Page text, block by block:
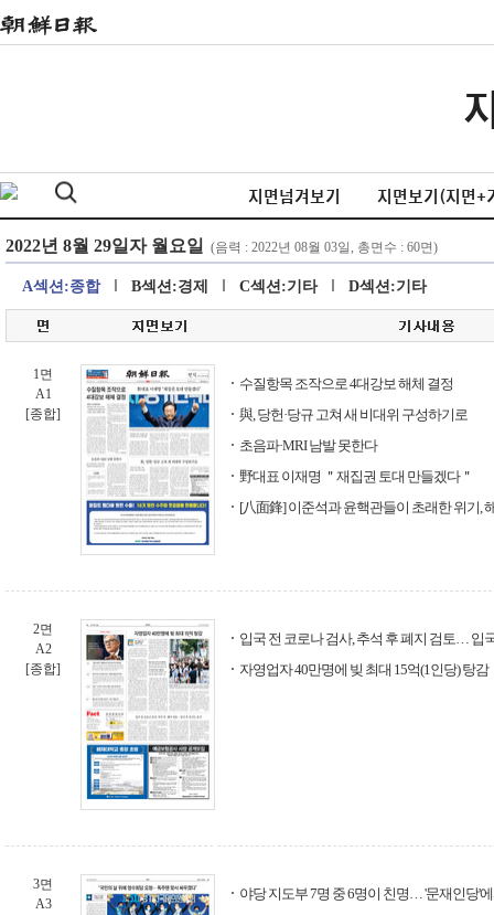
지면넘겨보기 지면보기(지면+
A섹션:종합 B섹션:경제 C섹션:기타 D섹션:기타
1면
A1
[종합]
수질항목 조작으로 4대강보 해체 결정
與, 당헌·당규 고쳐 새 비대위 구성하기로
초음파·MRI 남발 못한다
野대표 이재명 ＂재집권 토대 만들겠다＂
[八面鋒] 이준석과 윤핵관들이 초래한 위기,
2면
A2
[종합]
입국 전 코로나 검사, 추석 후 폐지 검토… 입
자영업자 40만명에 빚 최대 15억(1인당) 탕감
3면
A3
야당 지도부 7명 중 6명이 친명… '문재인당'